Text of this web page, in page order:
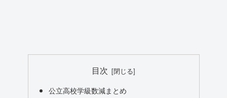
目次
公立高校学級数減まとめ